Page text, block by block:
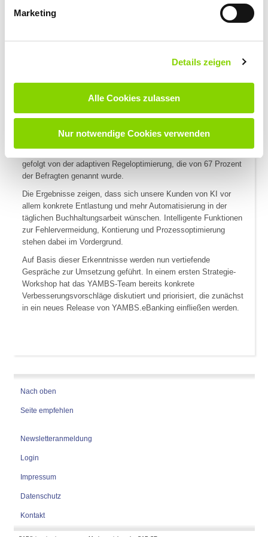
Marketing
Details zeigen
Alle Cookies zulassen
Nur notwendige Cookies verwenden
unterstützen sollte, nannten alle Teilnehmer Automatische
Kontierungsvorschläge. Die Hälfte der Befragten wünschten sich
wünschten sich die Funktion „Verwendungszweck bearbeiten“,
bei der fehlerhafte Verwendungszwecke in einer Kopie des
Kontoauszugs korrigiert und anschließend wieder übernommen
Bei den konkreten KI-gestützten Anwendungsbereichen nannten
alle Teilnehmer die intelligente Kontierung. 83 Prozent
gefolgt von der adaptiven Regeloptimierung, die von 67 Prozent
der Befragten genannt wurde.
Die Ergebnisse zeigen, dass sich unsere Kunden von KI vor
allem konkrete Entlastung und mehr Automatisierung in der
täglichen Buchhaltungsarbeit wünschen. Intelligente Funktionen
zur Fehlervermeidung, Kontierung und Prozessoptimierung
stehen dabei im Vordergrund.
Auf Basis dieser Erkenntnisse werden nun vertiefende
Gespräche zur Umsetzung geführt. In einem ersten Strategie-
Workshop hat das YAMBS-Team bereits konkrete
Verbesserungsvorschläge diskutiert und priorisiert, die zunächst
in ein neues Release von YAMBS.eBanking einfließen werden.
Nach oben
Seite empfehlen
Newsletteranmeldung
Login
Impressum
Datenschutz
Kontakt